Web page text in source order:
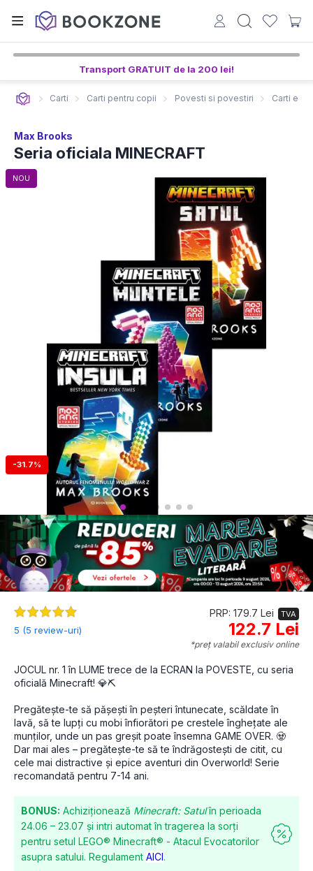
Transport GRATUIT de la 200 lei!
Carti Carti pentru copii Povesti si povestiri Carti
Max Brooks
Seria oficiala MINECRAFT
NOU
-31.7%
5 (5 review-uri)
PRP: 179.7 Lei TVA
122.7 Lei
*preț valabil exclusiv online
JOCUL nr. 1 în LUME trece de la ECRAN la POVESTE, cu seria
oficială Minecraft! 💎⛏️
Pregătește-te să pășești în peșteri întunecate, scăldate în
lavă, să te lupți cu mobi înfiorători pe crestele înghețate ale
munților, unde un pas greșit poate însemna GAME OVER. 🧟
Dar mai ales – pregătește-te să te îndrăgostești de citit, cu
cele mai distractive și epice aventuri din Overworld! Serie
recomandată pentru 7-14 ani.
BONUS: Achiziționează Minecraft: Satulîn perioada
24.06 – 23.07 și intri automat în tragerea la sorți
pentru setul LEGO® Minecraft® - Atacul Evocatorilor
asupra satului. Regulament AICI.